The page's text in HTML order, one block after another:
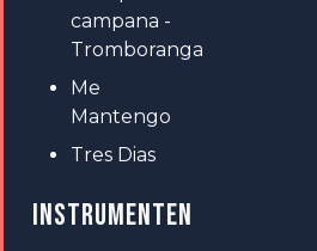
campana -
Tromboranga
Me
Mantengo
Tres Dias
INSTRUMENTEN